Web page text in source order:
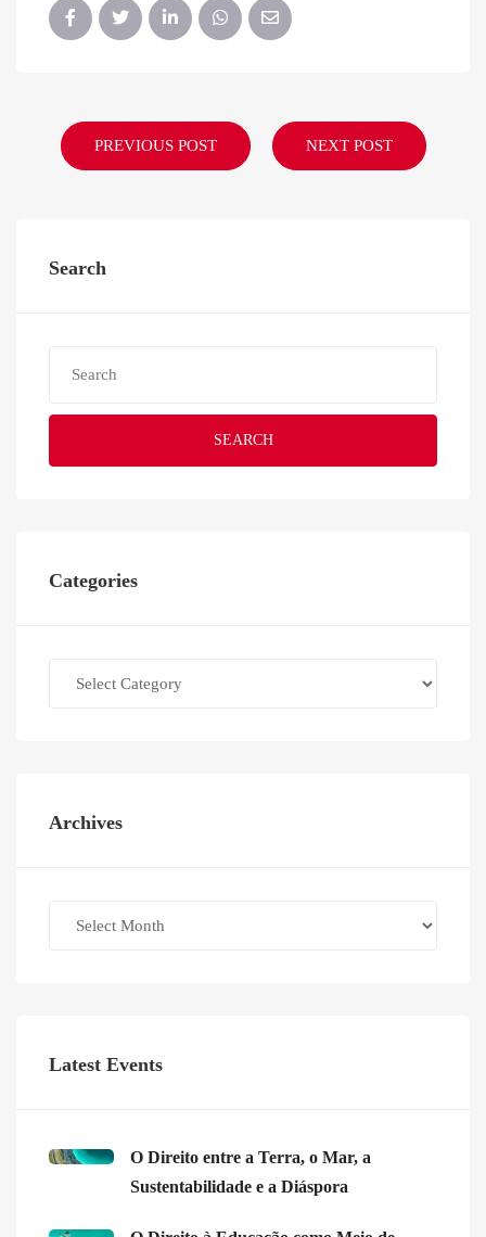
PREVIOUS POST NEXT POST
Search
SEARCH
Categories
Archives
Latest Events
O Direito entre a Terra, o Mar, a
Sustentabilidade e a Diáspora